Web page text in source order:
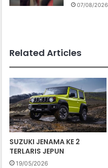
07/08/2026
Related Articles
SUZUKI JENAMA KE 2
TERLARIS JEPUN
19/05/2026